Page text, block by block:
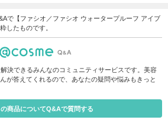
で【ファシオ／ファシオ ウォータープルーフ アイブ
したものです。
決できるみんなのコミュニティサービスです。美容
が答えてくれるので、あなたの疑問や悩みもきっと
の商品についてQ&Aで質問する